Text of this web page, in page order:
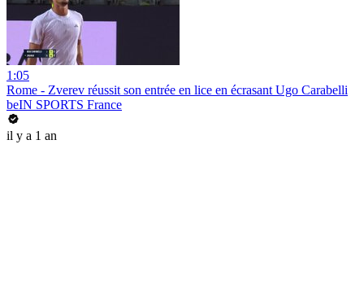
1:05
Rome - Zverev réussit son entrée en lice en écrasant Ugo Carabelli
beIN SPORTS France
il y a 1 an